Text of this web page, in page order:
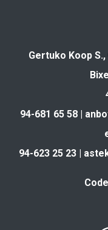
Gertuko Koop
94-681 65 58 |
94-623 25 23 |